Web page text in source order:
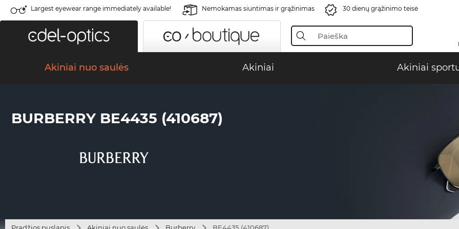
Largest eyewear range immediately available! Nemokamas siuntimas ir grąžinimas 30 dienų grąžinimo teisė
Akiniai nuo saulės Akiniai Akiniai
BURBERRY BE4435 (410687)